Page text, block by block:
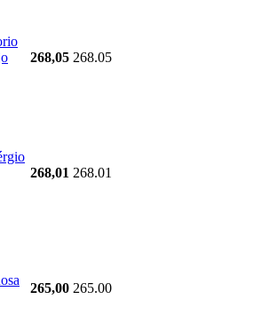
268,05 268.05
268,01 268.01
265,00 265.00